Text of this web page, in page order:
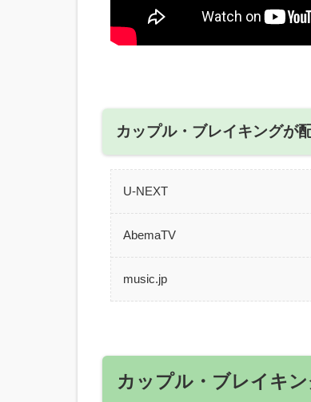
カップル・ブレイキングが
U-NEXT
AbemaTV
music.jp
カップル・ブレイキ